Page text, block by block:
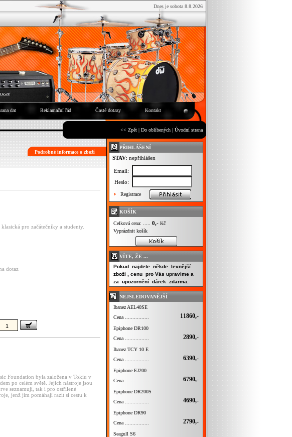
Dnes je sobota 8.8.2026
dat Reklamační řád Časté dotazy Kontakt
<< Zpět | Do oblíbených | Úvodní strana
Podrobné informace o zboží
pro začátečníky a studenty.
dotaz
Foundation byla založena v Tokiu v
po celém světě. Jejich nástroje jsou
seznamují, tak i pro ostřílené
jenž jim pomáhají razit si cestu k
PŘIHLÁŠENÍ
STAV: nepřihlášen
Email:
Heslo:
Registrace
KOŠÍK
Celková cena: ..... 0,- Kč
Vyprázdnit košík
VÍTE, ŽE ...
Pokud najdete někde levnější
zboží , cenu pro Vás upravíme a
za upozornění dárek zdarma.
NEJSLEDOVANĚJŠÍ
Ibanez AEL40SE
Cena ................
11860,-
Epiphone DR100
Cena ................
2890,-
Ibanez TCY 10 E
Cena ................
6390,-
Epiphone EJ200
Cena ................
6790,-
Epiphone DR200S
Cena ................
4690,-
Epiphone DR90
Cena ................
2790,-
Seagull S6